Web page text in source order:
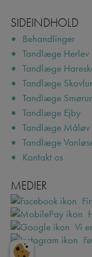
SIDEINDHOLD
Behandlinger
Tandlæge Herlev
Tandlæge
Tandlæge
Tandlæge
Tandlæge Ejby
Tandlæge Måløv
Tandlæge
Kontakt os
MEDIER
Vi